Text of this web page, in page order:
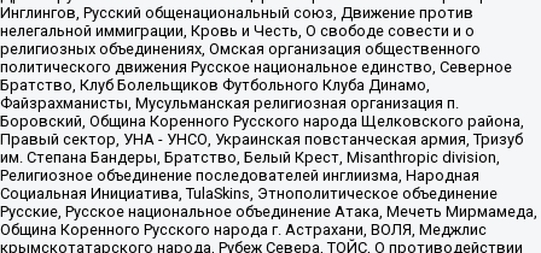
Инглингов, Русский общенациональный союз, Движение против
нелегальной иммиграции, Кровь и Честь, О свободе совести и о
религиозных объединениях, Омская организация общественного
политического движения Русское национальное единство, Северное
Братство, Клуб Болельщиков Футбольного Клуба Динамо,
Файзрахманисты, Мусульманская религиозная организация п.
Боровский, Община Коренного Русского народа Щелковского района,
Правый сектор, УНА - УНСО, Украинская повстанческая армия, Тризуб
им. Степана Бандеры, Братство, Белый Крест, Misanthropic division,
Религиозное объединение последователей инглиизма, Народная
Социальная Инициатива, TulaSkins, Этнополитическое объединение
Русские, Русское национальное объединение Атака, Мечеть Мирмамеда,
Община Коренного Русского народа г. Астрахани, ВОЛЯ, Меджлис
крымскотатарского народа, Рубеж Севера, ТОЙС, О противодействии